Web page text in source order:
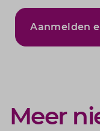
Aanmelden
Meer